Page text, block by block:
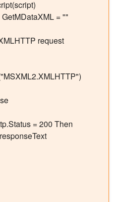
GetMDataXML = ""
request
= 200 Then